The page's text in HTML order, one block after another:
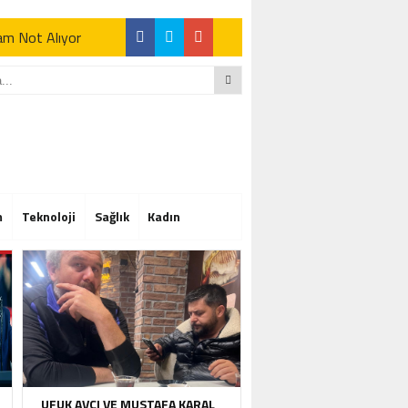
Not Alıyor
Not Alıyor
Teknoloji Sağlık Kadın
UFUK AVCI VE MUSTAFA KARAL